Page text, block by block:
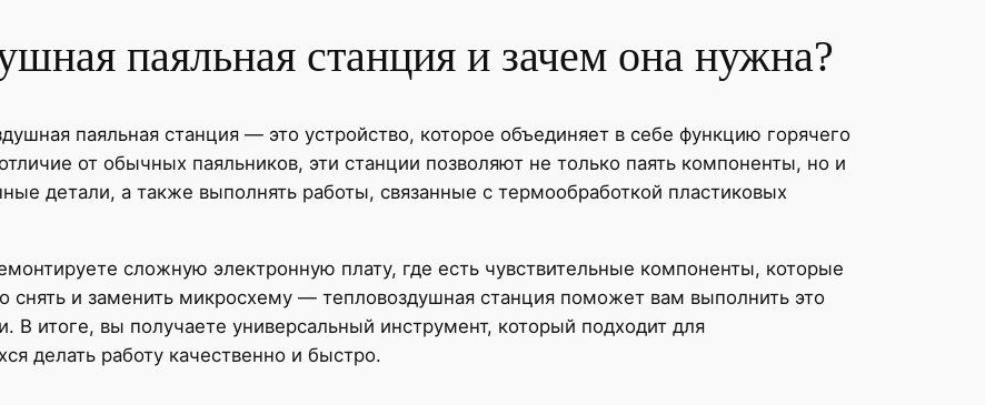
паяльная станция и зачем она нужна?
паяльная станция — это устройство, которое объединяет в себе функцию горячего
от обычных паяльников, эти станции позволяют не только паять компоненты, но и
детали, а также выполнять работы, связанные с термообработкой пластиковых
сложную электронную плату, где есть чувствительные компоненты, которые
снять и заменить микросхему — тепловоздушная станция поможет вам выполнить это
итоге, вы получаете универсальный инструмент, который подходит для
делать работу качественно и быстро.